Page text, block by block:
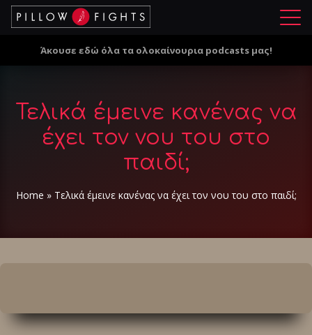
Μ
ο
Άκουσε εδώ όλα τα ολοκαίνουρια podcasts μας!
Τελικά έμεινε κανένας να
έχει τον νου του στο
παιδί;
Home » Τελικά έμεινε κανένας να έχει τον νου του στο παιδί;